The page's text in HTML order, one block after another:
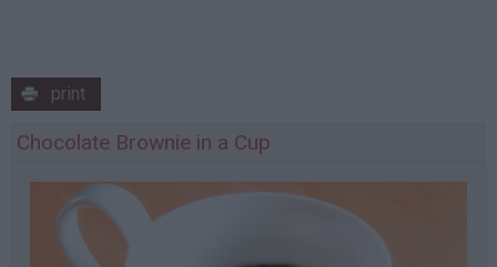
print
Chocolate Brownie in a Cup